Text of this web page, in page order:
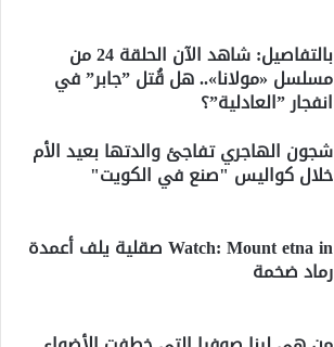
بالتفاصيل: شاهد الآن الحلقة 24 من
مسلسل «مولانا».. هل قُتل ”جابر” في
انفجار ”العادلية”؟
شجون الهاجري تفاجئ والدتها بعيد الأم
خلال كواليس "صنع في الكويت"
Watch: Mount etna in صقلية يلف أعمدة
رماد ضخمة